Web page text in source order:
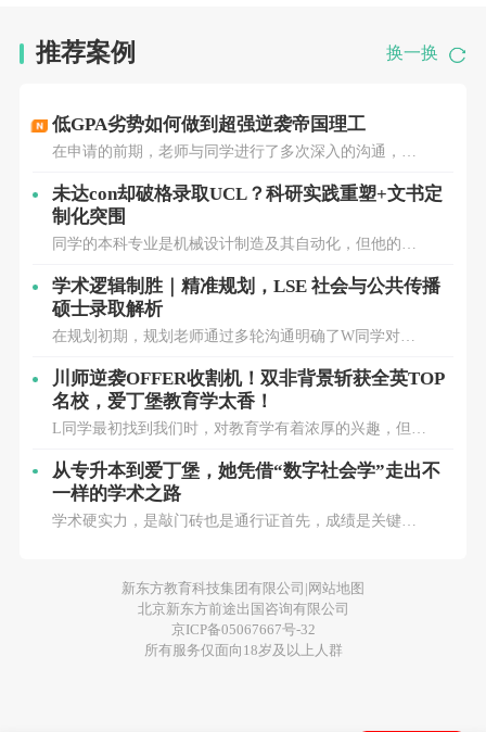
在过硬的标化优势基础上，及时根据申请目标调整
申请策略，并持续提升软性背景。
忙的学业和课余生活中，找到专业留学团队为其申
请助力。 通过专业调研、了解学生学术兴趣后，将
目标院校及专业锁定在 G5院校的金融、经济类专
业，申请LSE。
同时，在已有两段银行投行和中信证券实习的基础
习，以丰富软性竞争力。
1、院校优势+扎实的基础：本科院校中国
顶，尖学府，专业也颇具实力；本科标
化，尤其是核心课程，90-95很高。
推荐案例 换一换
低GPA劣势如何做到超强逆袭帝国理工
在申请的前期，老师与同学进行了多次深入的沟通，帮
向。L同学对材料科学与工程领域充满热情，尤其对能源
存储和电池技术有浓厚兴趣。考虑到材料科学与工程领
域的激
未达con却破格录取UCL？科研实践重塑+文书定
制化突围
同学的本科专业是机械设计制造及其自动化，但他的兴
电力系统自动化、智能制造、仿真优化等方向。为了更
好地实现未来职业发展，他希望能够在机械工程与电力
系统交叉
学术逻辑制胜｜精准规划，LSE 社会与公共传播
硕士录取解析
在规划初期，规划老师通过多轮沟通明确了W同学对公
研究过渡到公共传播的转型路径。在背景提升上，采取
分阶段推进策略：1️⃣前期规划进入品牌公关实习，建立
对传
川师逆袭OFFER收割机！双非背景斩获全英TOP
名校，爱丁堡教育学太香！
L同学最初找到我们时，对教育学有着浓厚的兴趣，但对
背景相对普通，且本科阶段的学术经历不算丰富，申请
高竞争力的项目仍有一定难度。评估了L的情况后，选校
方案
从专升本到爱丁堡，她凭借“数字社会学”走出不
一样的学术之路
学术硬实力，是敲门砖也是通行证首先，成绩是关键！
了一个安全线，保持85的优异成绩，其不仅体现了F同学
新东方教育科技集团有限公司| 网站地图
北京新东方前途出国咨询有限公司
京ICP备05067667号-32
所有服务仅面向18岁及以上人群